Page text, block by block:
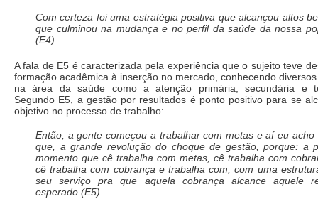
Com certeza foi uma estratégia positiva que alcançou altos
que culminou na mudança e no perfil da saúde da nossa
(E4).
A fala de E5 é caracterizada pela experiência que o sujeito teve
formação acadêmica à inserção no mercado, conhecendo
na área da saúde como a atenção primária, secundária e
Segundo E5, a gestão por resultados é ponto positivo para se
objetivo no processo de trabalho:
Então, a gente começou a trabalhar com metas e aí eu acho
que, a grande revolução do choque de gestão, porque: a
momento que cê trabalha com metas, cê trabalha com
cê trabalha com cobrança e trabalha com, com uma
seu serviço pra que aquela cobrança alcance aquele
esperado (E5).